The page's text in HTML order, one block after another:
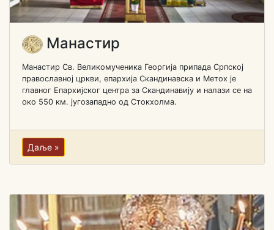
Манастир
Манастир Св. Великомученика Георгија припада Српској
православној цркви, епархија Скандинавска и Метох је
главног Епархијског центра за Скандинавију и налази се на
око 550 км. југозападно од Стокхолма.
Даље »